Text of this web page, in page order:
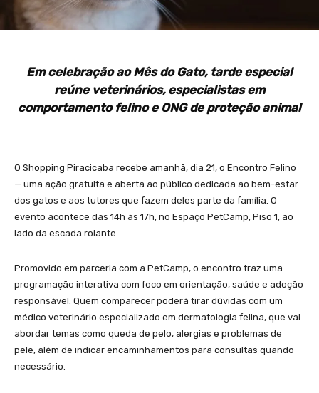
Em celebração ao Mês do Gato, tarde especial
reúne veterinários, especialistas em
comportamento felino e ONG de proteção animal
O Shopping Piracicaba recebe amanhã, dia 21, o Encontro Felino
— uma ação gratuita e aberta ao público dedicada ao bem-estar
dos gatos e aos tutores que fazem deles parte da família. O
evento acontece das 14h às 17h, no Espaço PetCamp, Piso 1, ao
lado da escada rolante.
Promovido em parceria com a PetCamp, o encontro traz uma
programação interativa com foco em orientação, saúde e adoção
responsável. Quem comparecer poderá tirar dúvidas com um
médico veterinário especializado em dermatologia felina, que vai
abordar temas como queda de pelo, alergias e problemas de
pele, além de indicar encaminhamentos para consultas quando
necessário.